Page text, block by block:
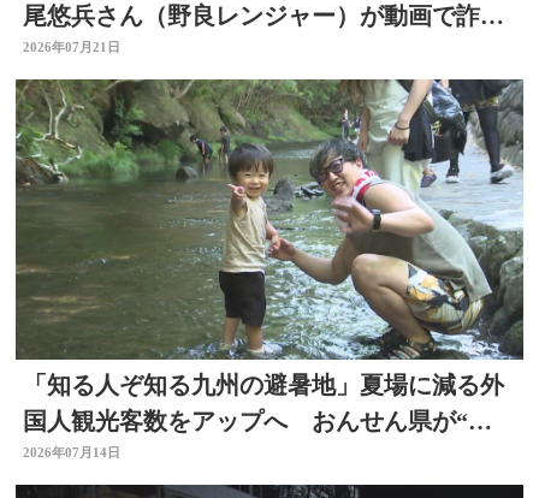
尾悠兵さん（野良レンジャー）が動画で詐欺
被害防止呼びかけ
2026年07月21日
「知る人ぞ知る九州の避暑地」夏場に減る外
国人観光客数をアップへ おんせん県が“涼
しい大分”に
2026年07月14日